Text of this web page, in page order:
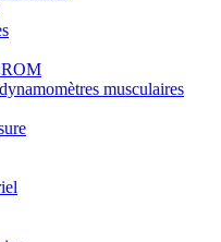
musculaires